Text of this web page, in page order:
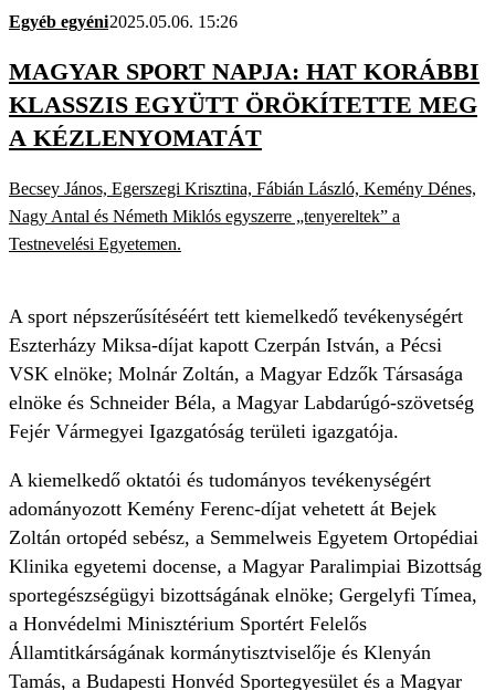
Egyéb egyéni2025.05.06. 15:26
MAGYAR SPORT NAPJA: HAT KORÁBBI
KLASSZIS EGYÜTT ÖRÖKÍTETTE MEG
A KÉZLENYOMATÁT
Becsey János, Egerszegi Krisztina, Fábián László, Kemény Dénes,
Nagy Antal és Németh Miklós egyszerre „tenyereltek” a
Testnevelési Egyetemen.
A sport népszerűsítéséért tett kiemelkedő tevékenységért
Eszterházy Miksa-díjat kapott Czerpán István, a Pécsi
VSK elnöke; Molnár Zoltán, a Magyar Edzők Társasága
elnöke és Schneider Béla, a Magyar Labdarúgó-szövetség
Fejér Vármegyei Igazgatóság területi igazgatója.
A kiemelkedő oktatói és tudományos tevékenységért
adományozott Kemény Ferenc-díjat vehetett át Bejek
Zoltán ortopéd sebész, a Semmelweis Egyetem Ortopédiai
Klinika egyetemi docense, a Magyar Paralimpiai Bizottság
sportegészségügyi bizottságának elnöke; Gergelyfi Tímea,
a Honvédelmi Minisztérium Sportért Felelős
Államtitkárságának kormánytisztviselője és Klenyán
Tamás, a Budapesti Honvéd Sportegyesület és a Magyar